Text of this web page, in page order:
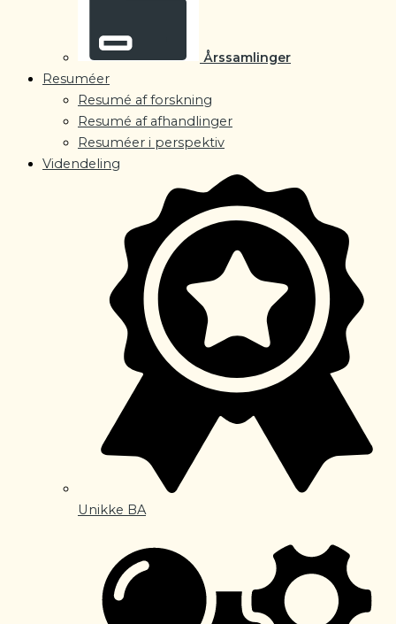
Årssamlinger
Resuméer
Resumé af forskning
Resumé af afhandlinger
Resuméer i perspektiv
Videndeling
Unikke BA